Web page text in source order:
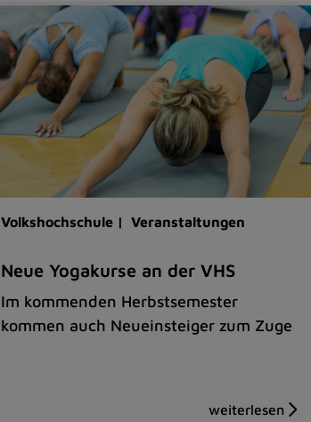
Volkshochschule | Veranstaltungen
Neue Yogakurse an der VHS
Im kommenden Herbstsemester
kommen auch Neueinsteiger zum Zuge